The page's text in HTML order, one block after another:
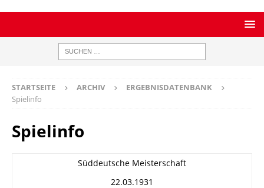
STARTSEITE ARCHIV
ERGEBNISDATENBANK
Spielinfo
Spielinfo
Süddeutsche Meisterschaft
22.03.1931